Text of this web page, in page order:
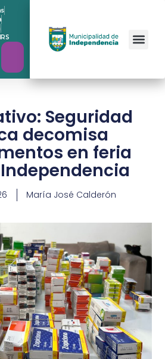
Seguridad
decomisa
en feria
María José Calderón